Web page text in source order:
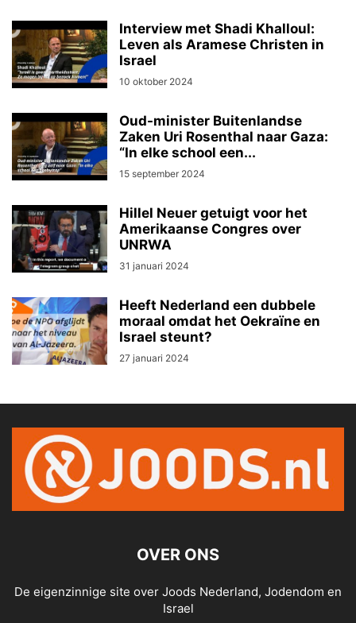
Interview met Shadi Khalloul:
Leven als Aramese Christen in
Israel
10 oktober 2024
Oud-minister Buitenlandse
Zaken Uri Rosenthal naar Gaza:
“In elke school een...
15 september 2024
Hillel Neuer getuigt voor het
Amerikaanse Congres over
UNRWA
31 januari 2024
Heeft Nederland een dubbele
moraal omdat het Oekraïne en
Israel steunt?
27 januari 2024
OVER ONS
De eigenzinnige site over Joods Nederland, Jodendom en
Israel